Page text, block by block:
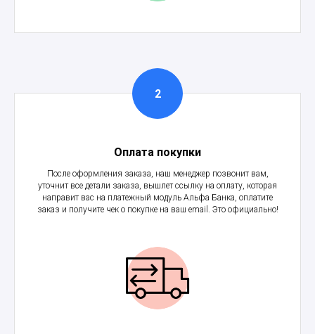
Оплата покупки
После оформления заказа, наш менеджер позвонит вам,
уточнит все детали заказа, вышлет ссылку на оплату, которая
направит вас на платежный модуль Альфа Банка, оплатите
заказ и получите чек о покупке на ваш email. Это официально!